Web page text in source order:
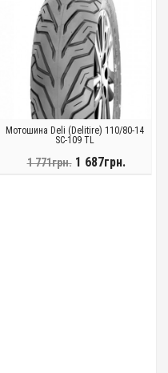
Мотошина Deli (Delitire) 110/80-14
SC-109 TL
1 771грн. 1 687грн.